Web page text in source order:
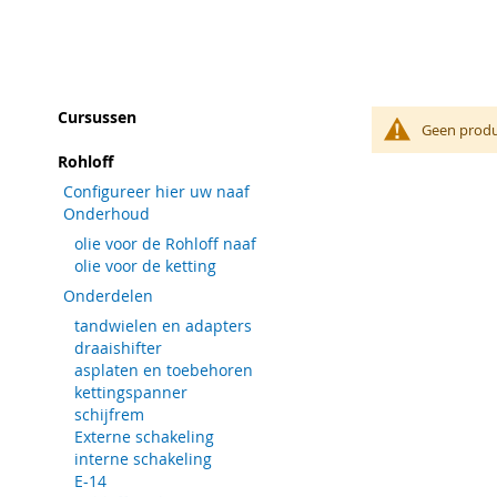
Geen
Cursussen
Rohloff
Configureer hier uw naaf
Onderhoud
olie voor de Rohloff naaf
olie voor de ketting
Onderdelen
tandwielen en adapters
draaishifter
asplaten en toebehoren
kettingspanner
schijfrem
Externe schakeling
interne schakeling
E-14